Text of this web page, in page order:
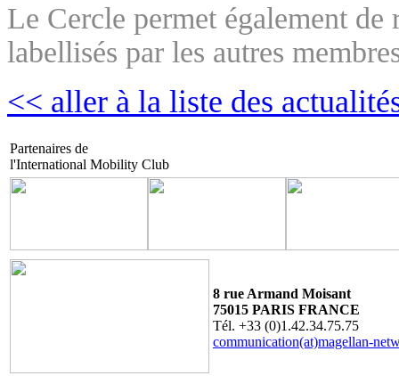
Le Cercle permet également de
labellisés par les autres
<< aller à la liste des
Partenaires de
l'International Mobility Club
8 rue Armand Moisant
75015 PARIS FRANCE
Tél. +33 (0)1.42.34.75.75
communication(at)magellan-